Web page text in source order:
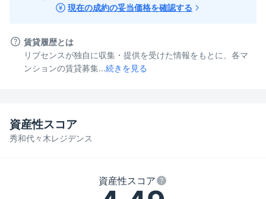
現在の成約の妥当価格を確認する
賃貸履歴とは
リブセンスが独自に収集・提供を受けた情報をもとに、各マ
ンションの賃貸募集...続きを見る
秀和代々木レジデンス
資産性スコア
資産性スコア